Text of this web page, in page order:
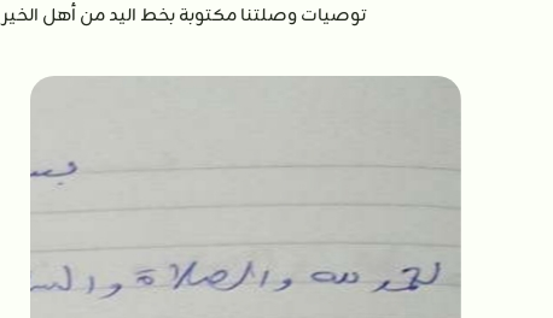
توصيات وصلتنا مكتوبة بخط اليد من أهل الخير